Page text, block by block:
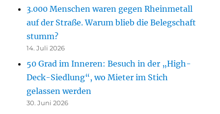
3.000 Menschen waren gegen Rheinmetall
auf der Straße. Warum blieb die Belegschaft
stumm?
14. Juli 2026
50 Grad im Inneren: Besuch in der „High-
Deck-Siedlung“, wo Mieter im Stich
gelassen werden
30. Juni 2026